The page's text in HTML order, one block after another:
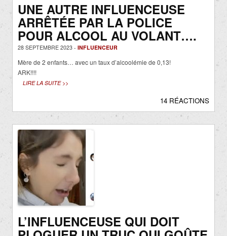
UNE AUTRE INFLUENCEUSE
ARRÊTÉE PAR LA POLICE
POUR ALCOOL AU VOLANT….
28 SEPTEMBRE 2023 - INFLUENCEUR
Mère de 2 enfants… avec un taux d’alcoolémie de 0,13!
ARK!!!!
LIRE LA SUITE >>
14 RÉACTIONS
L’INFLUENCEUSE QUI DOIT